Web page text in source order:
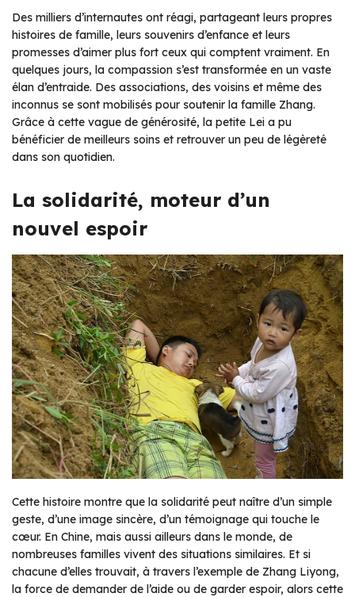
Des milliers d’internautes ont réagi, partageant leurs propres
histoires de famille, leurs souvenirs d’enfance et leurs
promesses d’aimer plus fort ceux qui comptent vraiment. En
quelques jours, la compassion s’est transformée en un vaste
élan d’entraide. Des associations, des voisins et même des
inconnus se sont mobilisés pour soutenir la famille Zhang.
Grâce à cette vague de générosité, la petite Lei a pu
bénéficier de meilleurs soins et retrouver un peu de légèreté
dans son quotidien.
La solidarité, moteur d’un
nouvel espoir
Cette histoire montre que la solidarité peut naître d’un simple
geste, d’une image sincère, d’un témoignage qui touche le
cœur. En Chine, mais aussi ailleurs dans le monde, de
nombreuses familles vivent des situations similaires. Et si
chacune d’elles trouvait, à travers l’exemple de Zhang Liyong,
la force de demander de l’aide ou de garder espoir, alors cette